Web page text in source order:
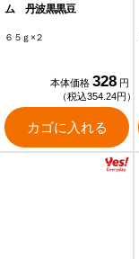
ム 丹波黒黒豆
６５ｇ×２
本体価格 328 円
（税込354.24円）
カゴに入れる